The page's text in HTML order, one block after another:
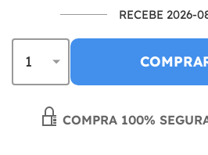
RECEBE 2026-
COMPRA 100%